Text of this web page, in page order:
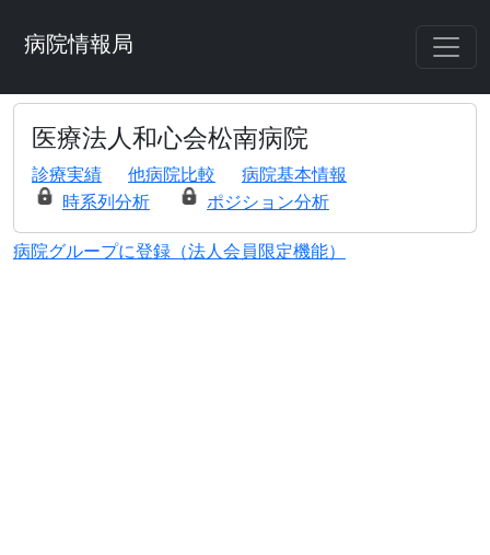
病院情報局
医療法人和心会松南病院
診療実績 他病院比較
病院基本情報
時系列分析
ポジション分析
病院グループに登録（法人会員限定機能）